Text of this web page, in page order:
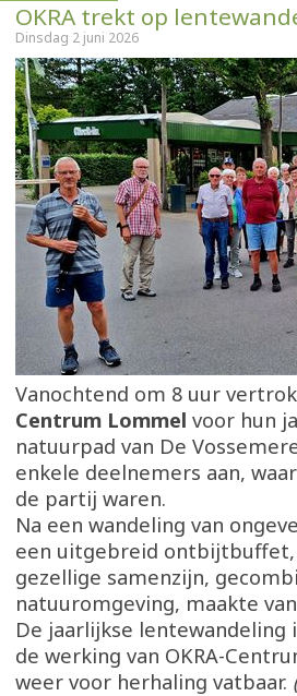
OKRA trekt op
Dinsdag 2 juni 2026
Vanochtend om 8 uur
Centrum Lommel voor hun
natuurpad van De
enkele deelnemers aan,
de partij waren.
Na een wandeling van
een uitgebreid ontbijtbuffet,
gezellige samenzijn,
natuuromgeving, maakte
De jaarlijkse lentewandeling
de werking van OKRA-
weer voor herhaling vatbaar.